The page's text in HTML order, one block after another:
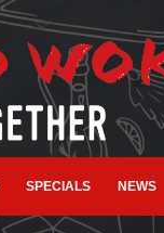
SPECIALS NEWS